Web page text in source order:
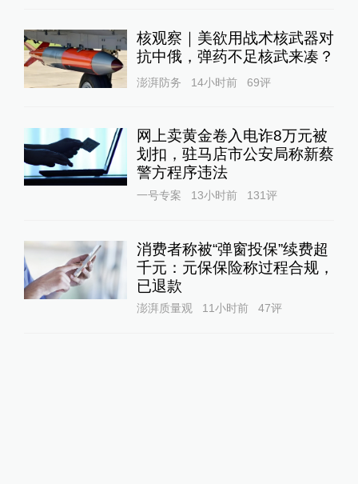
核观察｜美欲用战术核武器对
抗中俄，弹药不足核武来凑？
澎湃防务 14小时前 69评
网上卖黄金卷入电诈8万元被
划扣，驻马店市公安局称新蔡
警方程序违法
一号专案 13小时前 131评
消费者称被“弹窗投保”续费超
千元：元保保险称过程合规，
已退款
澎湃质量观 11小时前 47评